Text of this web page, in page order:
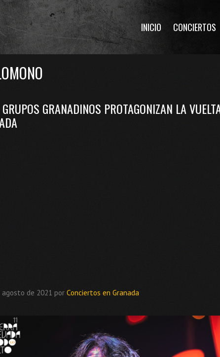
INICIO CONCIERTOS
GRANADINOS PROTAGONIZAN LA
agosto de 2021 por Conciertos en Granada